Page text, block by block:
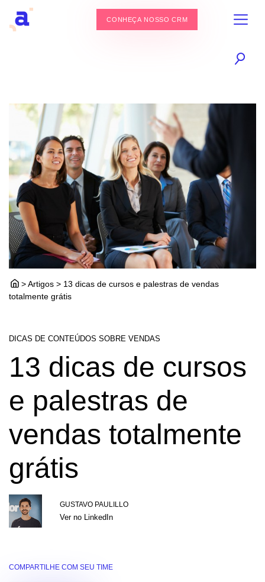
CONHEÇA NOSSO CRM
> Artigos > 13 dicas de cursos e palestras de vendas
totalmente grátis
DICAS DE CONTEÚDOS SOBRE VENDAS
13 dicas de cursos
e palestras de
vendas totalmente
grátis
GUSTAVO PAULILLO
Ver no LinkedIn
COMPARTILHE COM SEU TIME